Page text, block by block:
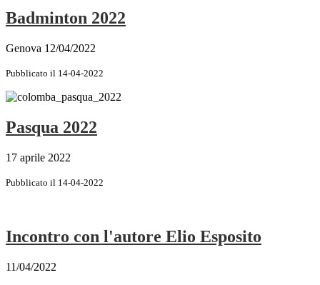
Badminton 2022
Genova 12/04/2022
Pubblicato il 14-04-2022
Pasqua 2022
17 aprile 2022
Pubblicato il 14-04-2022
Incontro con l'autore Elio Esposito
11/04/2022